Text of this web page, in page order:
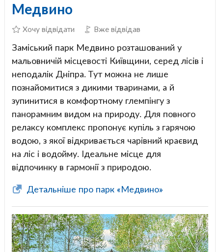
Медвино
Хочу відвідати Вже відвідав
Заміський парк Медвино розташований у
мальовничій місцевості Київщини, серед лісів і
неподалік Дніпра. Тут можна не лише
познайомитися з дикими тваринами, а й
зупинитися в комфортному глемпінгу з
панорамним видом на природу. Для повного
релаксу комплекс пропонує купіль з гарячою
водою, з якої відкривається чарівний краєвид
на ліс і водойму. Ідеальне місце для
відпочинку в гармонії з природою.
Детальніше про парк «Медвино»